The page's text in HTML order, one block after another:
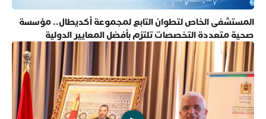
المستشفى الخاص لتطوان التابع لمجموعة أكديطال.. مؤسسة
صحية متعددة التخصصات تلتزم بأفضل المعايير الدولية